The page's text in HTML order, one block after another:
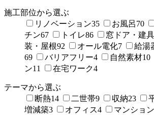
施工部位から選ぶ
リノベーション35 お風呂70
チン67 トイレ86 窓ドア・建
装・屋根92 オール電化7 給湯
69
バリアフリー4 自然素材10
ン11 在宅ワーク4
テーマから選ぶ
断熱14 二世帯9 収納23
増減築3 オフィス4 マンション